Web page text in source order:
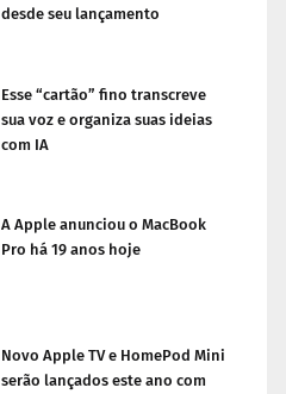
desde seu lançamento
Esse “cartão” fino transcreve
sua voz e organiza suas ideias
com IA
A Apple anunciou o MacBook
Pro há 19 anos hoje
Novo Apple TV e HomePod Mini
serão lançados este ano com